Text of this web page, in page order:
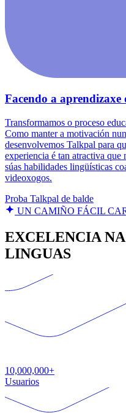
Facendo a
Transformamos o proceso
Como manter a motivación
desenvolvemos Talkpal para
experiencia é tan atractiva
súas habilidades lingüísticas
videoxogos.
Proba Talkpal de balde
UN CAMIÑO FÁCIL
EXCELENCIA
LINGUAS
10,000,000+
Usuarios